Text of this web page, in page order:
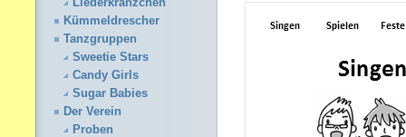
Liederkränzchen
Kümmeldrescher
Tanzgruppen
Sweetie Stars
Candy Girls
Sugar Babies
Der Verein
Proben